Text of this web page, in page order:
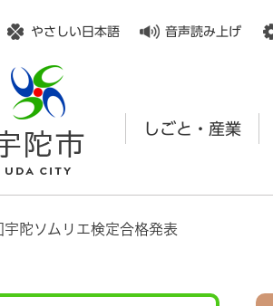
やさしい日本語 音声読み上げ
しごと・産業
宇陀ソムリエ検定合格発表